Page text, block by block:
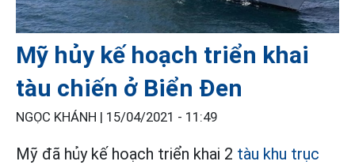
Mỹ hủy kế hoạch triển khai
tàu chiến ở Biển Đen
NGỌC KHÁNH | 15/04/2021 - 11:49
Mỹ đã hủy kế hoạch triển khai 2 tàu khu trục